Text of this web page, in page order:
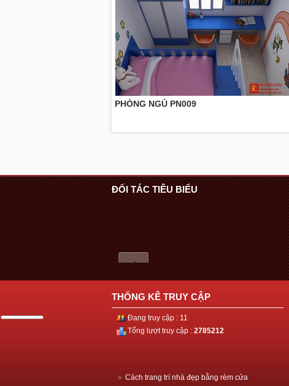
PHÒNG NGỦ PN009
ĐỐI TÁC TIÊU BIỂU
THỐNG KÊ TRUY CẬP
Đang truy cập : 11
Tổng lượt truy cập : 2785212
» Cách trang trí nhà đẹp bằng rèm cửa